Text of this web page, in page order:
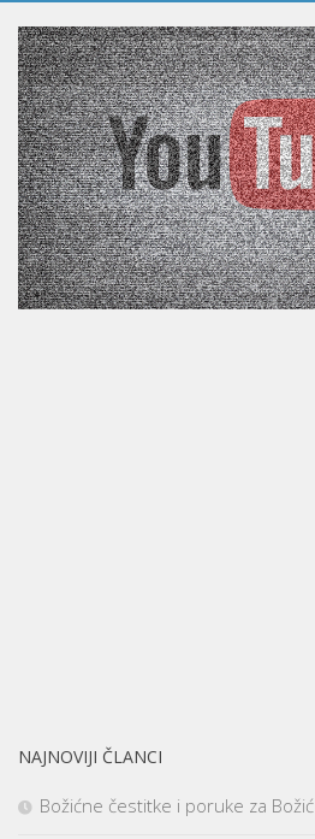
NAJNOVIJI ČLANCI
Božićne čestitke i poruke za Božić